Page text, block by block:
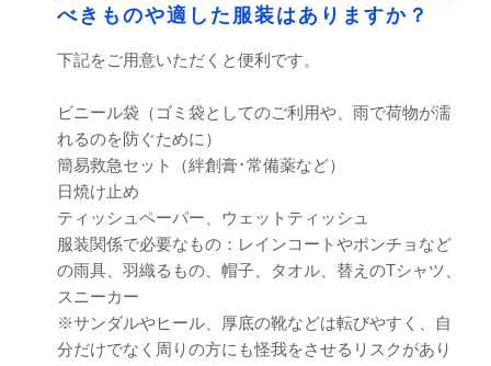
べきものや適した服装はありますか？
下記をご用意いただくと便利です。
ビニール袋（ゴミ袋としてのご利用や、雨で荷物が濡
れるのを防ぐために）
簡易救急セット（絆創膏･常備薬など）
日焼け止め
ティッシュペーパー、ウェットティッシュ
服装関係で必要なもの：レインコートやポンチョなど
の雨具、羽織るもの、帽子、タオル、替えのTシャツ、
スニーカー
※サンダルやヒール、厚底の靴などは転びやすく、自
分だけでなく周りの方にも怪我をさせるリスクがあり